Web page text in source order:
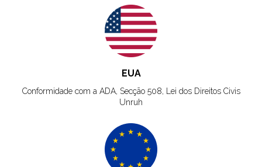
EUA
Conformidade com a ADA, Secção 508, Lei dos Direitos Civis
Unruh